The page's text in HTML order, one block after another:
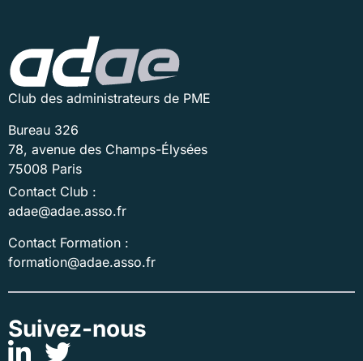
Club des administrateurs de PME
Bureau 326
78, avenue des Champs-Élysées
75008 Paris
Contact Club :
adae@adae.asso.fr
Contact Formation :
formation@adae.asso.fr
Suivez-nous